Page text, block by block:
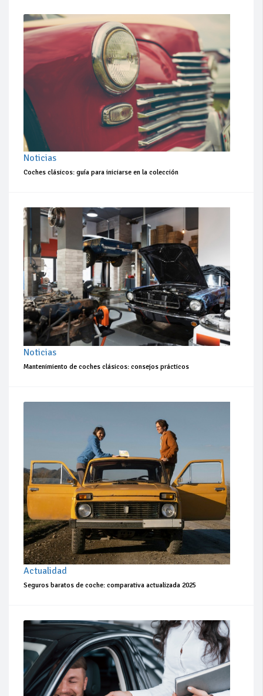
Noticias
Coches clásicos: guía para iniciarse en la colección
Noticias
Mantenimiento de coches clásicos: consejos prácticos
Actualidad
Seguros baratos de coche: comparativa actualizada 2025